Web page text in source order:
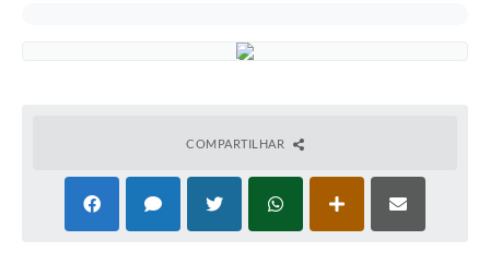
COMPARTILHAR